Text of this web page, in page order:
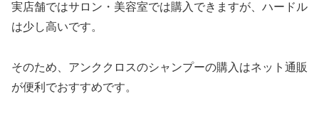
実店舗ではサロン・美容室では購入できますが、ハードル
は少し高いです。
そのため、アンククロスのシャンプーの購入はネット通販
が便利でおすすめです。